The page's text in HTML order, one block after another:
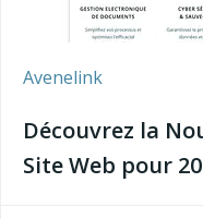
Avenelink
Découvrez la
Site Web pour